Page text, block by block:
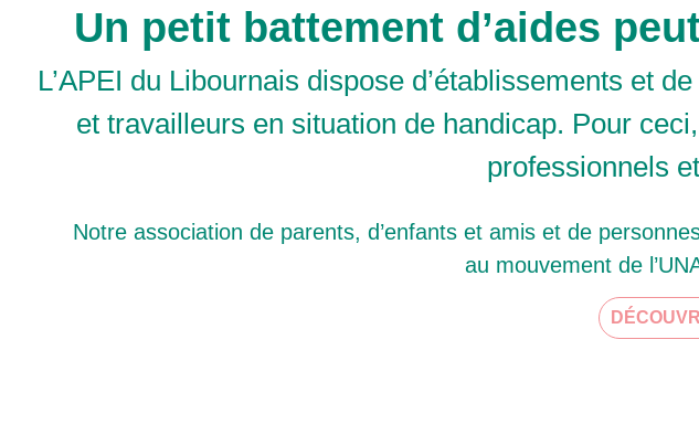
Un petit battement d’aides
L’APEI du Libournais dispose d’établissements et
et travailleurs en situation de handicap. Pour
professionnels
Notre association de parents, d’enfants et amis et de
au mouvement de